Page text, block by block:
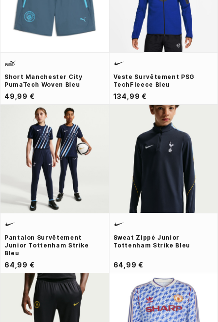
Short Manchester City
PumaTech Woven Bleu
49,99 €
Veste Survêtement PSG
TechFleece Bleu
134,99 €
Pantalon Survêtement
Junior Tottenham Strike
Bleu
64,99 €
Sweat Zippé Junior
Tottenham Strike Bleu
64,99 €